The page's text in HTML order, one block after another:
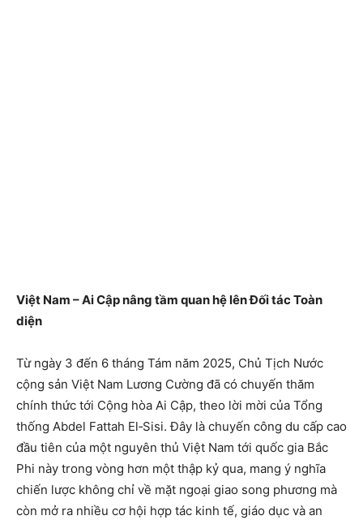
Việt Nam – Ai Cập nâng tầm quan hệ lên Đối tác Toàn
diện
Từ ngày 3 đến 6 tháng Tám năm 2025, Chủ Tịch Nước
cộng sản Việt Nam Lương Cường đã có chuyến thăm
chính thức tới Cộng hòa Ai Cập, theo lời mời của Tổng
thống Abdel Fattah El‑Sisi. Đây là chuyến công du cấp cao
đầu tiên của một nguyên thủ Việt Nam tới quốc gia Bắc
Phi này trong vòng hơn một thập kỷ qua, mang ý nghĩa
chiến lược không chỉ về mặt ngoại giao song phương mà
còn mở ra nhiều cơ hội hợp tác kinh tế, giáo dục và an